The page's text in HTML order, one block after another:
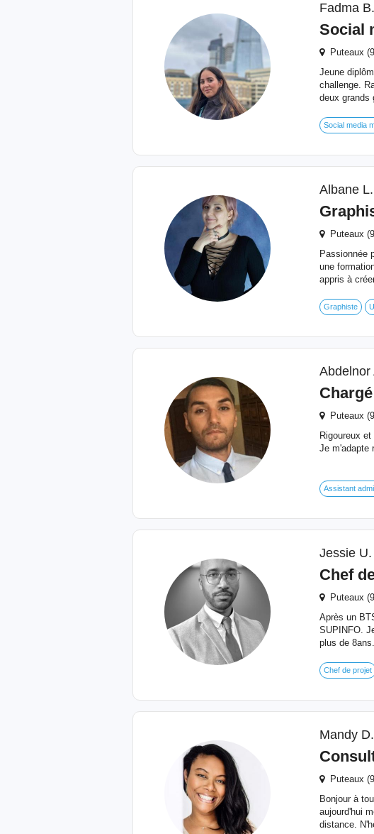
Fadma B.
Social
Puteaux
Jeune
challenge.
deux grands
Social media
Albane L.
Puteaux
Passionnée
une
appris à
Graphiste
Abdelnor
Puteaux
Rigoureux
Je m'adapte
Assistant
Jessie U.
Chef
Puteaux
Après un
SUPINFO.
plus de
Chef de projet
Mandy D.
Puteaux
Bonjour à
aujourd'hui
distance.